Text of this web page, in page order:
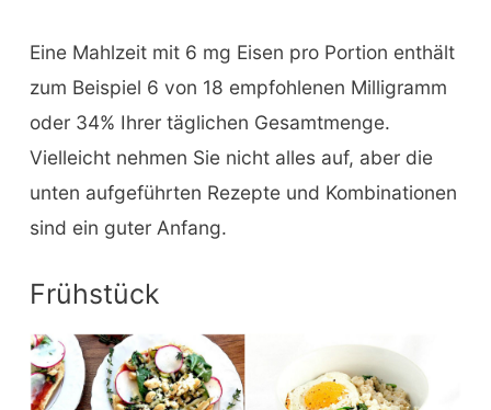
Eine Mahlzeit mit 6 mg Eisen pro Portion enthält
zum Beispiel 6 von 18 empfohlenen Milligramm
oder 34% Ihrer täglichen Gesamtmenge.
Vielleicht nehmen Sie nicht alles auf, aber die
unten aufgeführten Rezepte und Kombinationen
sind ein guter Anfang.
Frühstück